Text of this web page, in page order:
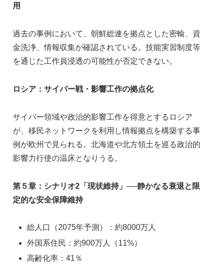
用
過去の事例において、朝鮮総連を拠点とした密輸、資
金洗浄、情報収集が確認されている。技能実習制度等
を通じた工作員浸透の可能性が否定できない。
ロシア：サイバー戦・影響工作の拠点化
サイバー領域や政治的影響工作を得意とするロシア
が、移民ネットワークを利用し情報拠点を構築する事
例が欧州で見られる。北海道や北方領土を巡る政治的
影響力行使の温床となりうる。
第５章：シナリオ2「現状維持」──静かなる衰退と限
定的な安全保障維持
総人口（2075年予測）：約8000万人
外国系住民：約900万人（11%）
高齢化率：41％